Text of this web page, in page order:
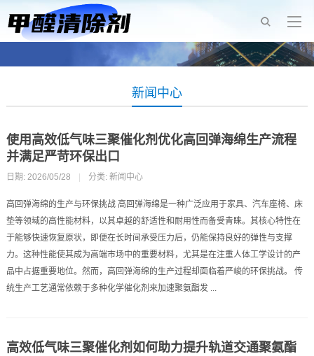
新闻中心
使用高效低气味三聚催化剂优化高回弹海绵生产流程
并满足严苛环保出口
日期: 2026/05/28 分类: 新闻中心
高回弹海绵的生产与环保挑战 高回弹海绵是一种广泛应用于家具、汽车座椅、床
垫等领域的高性能材料，以其卓越的舒适性和耐用性而备受青睐。其核心特性在
于能够快速恢复原状，即便在长时间承受压力后，仍能保持良好的弹性与支撑
力。这种性能使其成为高端市场中的重要材料，尤其是在注重人体工学设计的产
品中占据重要地位。然而，高回弹海绵的生产过程却面临着严峻的环保挑战。 传
统生产工艺通常依赖于多种化学催化剂来加速聚氨酯发 ...
高效低气味三聚催化剂如何助力提升轨道交通聚氨酯